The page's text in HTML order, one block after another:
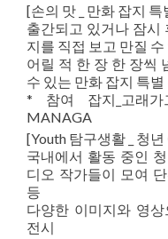
[손의 맛 _ 만화 잡지 특
출간되고 있거나 잠시
지를 직접 보고 만질 수
어릴 적 한 장 한 장씩
수 있는 만화 잡지 특별
* 참여 잡지_고래가
MANAGA
[Youth 탐구생활 _ 청
국내에서 활동 중인
디오 작가들이 모여
등
다양한 이미지와 영
전시